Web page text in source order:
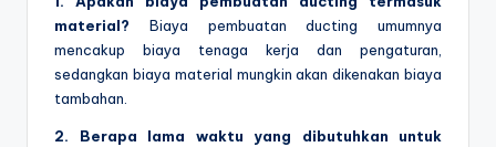
material? Biaya pembuatan ducting umumnya
mencakup biaya tenaga kerja dan pengaturan,
sedangkan biaya material mungkin akan dikenakan biaya
tambahan.
2. Berapa lama waktu yang dibutuhkan untuk